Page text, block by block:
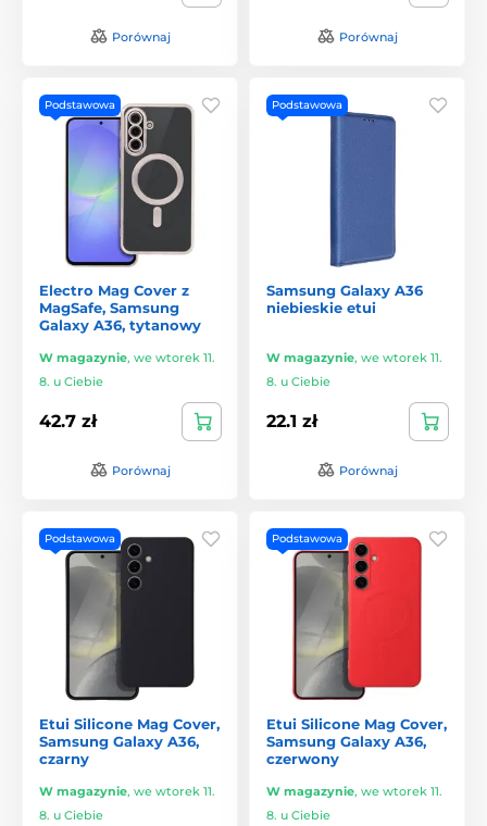
Porównaj Porównaj
Podstawowa
Electro Mag Cover z
MagSafe, Samsung
Galaxy A36, tytanowy
W magazynie, we wtorek 11.
8. u Ciebie
42.7 zł
Porównaj
Podstawowa
Samsung Galaxy A36
niebieskie etui
W magazynie, we wtorek 11.
8. u Ciebie
22.1 zł
Porównaj
Podstawowa
Etui Silicone Mag Cover,
Samsung Galaxy A36,
czarny
W magazynie, we wtorek 11.
8. u Ciebie
Podstawowa
Etui Silicone Mag Cover,
Samsung Galaxy A36,
czerwony
W magazynie, we wtorek 11.
8. u Ciebie